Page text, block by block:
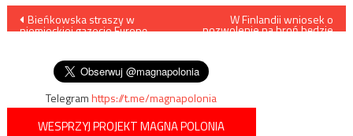
Nawigacja
Bieńkowska straszy w
niemieckiej gazecie Europę
W Finlandii wniosek o
pozwolenie na broń będzie
Telegramhttps://t.me/magnapolonia
WESPRZYJ PROJEKT MAGNA POLONIA